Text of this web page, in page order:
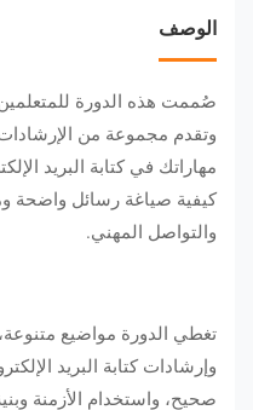
الوصف
وتقدم مجموعة من
مهاراتك في كتابة البريد
كيفية صياغة رسائل واضحة
والتواصل المهني.
تغطي الدورة مواضيع
وإرشادات كتابة البريد
صحيح، واستخدام الأزمنة